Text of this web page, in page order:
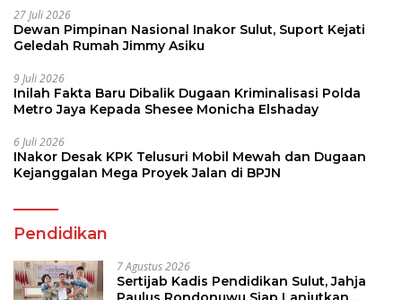
27 Juli 2026
Dewan Pimpinan Nasional Inakor Sulut, Suport Kejati
Geledah Rumah Jimmy Asiku
9 Juli 2026
Inilah Fakta Baru Dibalik Dugaan Kriminalisasi Polda
Metro Jaya Kepada Shesee Monicha Elshaday
6 Juli 2026
INakor Desak KPK Telusuri Mobil Mewah dan Dugaan
Kejanggalan Mega Proyek Jalan di BPJN
Pendidikan
7 Agustus 2026
Sertijab Kadis Pendidikan Sulut, Jahja